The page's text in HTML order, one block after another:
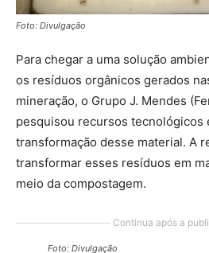
Foto: Divulgação
Para chegar a uma solução
os resíduos orgânicos gerados
mineração, o Grupo J. Mendes
pesquisou recursos tecnológicos
transformação desse material. A
transformar esses resíduos em
meio da compostagem.
Continua após a
Foto: Divulgação